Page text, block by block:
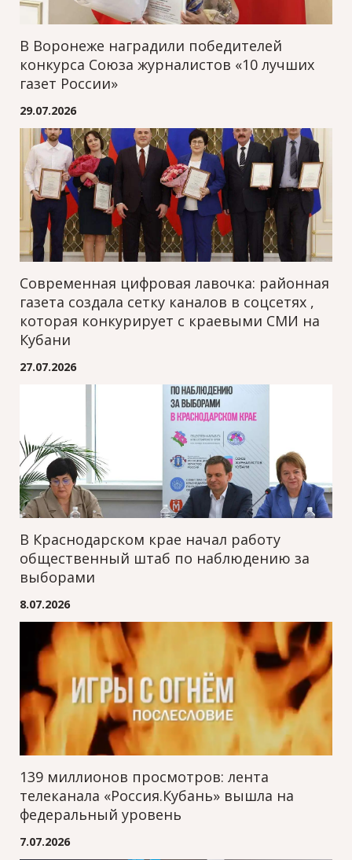
В Воронеже наградили победителей
конкурса Союза журналистов «10 лучших
газет России»
29.07.2026
Современная цифровая лавочка: районная
газета создала сетку каналов в соцсетях ,
которая конкурирует с краевыми СМИ на
Кубани
27.07.2026
В Краснодарском крае начал работу
общественный штаб по наблюдению за
выборами
8.07.2026
139 миллионов просмотров: лента
телеканала «Россия.Кубань» вышла на
федеральный уровень
7.07.2026